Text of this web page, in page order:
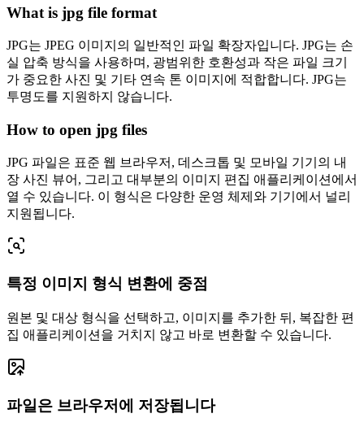
What is jpg file format
JPG는 JPEG 이미지의 일반적인 파일 확장자입니다. JPG는 손
실 압축 방식을 사용하며, 광범위한 호환성과 작은 파일 크기
가 중요한 사진 및 기타 연속 톤 이미지에 적합합니다. JPG는
투명도를 지원하지 않습니다.
How to open jpg files
JPG 파일은 표준 웹 브라우저, 데스크톱 및 모바일 기기의 내
장 사진 뷰어, 그리고 대부분의 이미지 편집 애플리케이션에서
열 수 있습니다. 이 형식은 다양한 운영 체제와 기기에서 널리
지원됩니다.
특정 이미지 형식 변환에 중점
원본 및 대상 형식을 선택하고, 이미지를 추가한 뒤, 복잡한 편
집 애플리케이션을 거치지 않고 바로 변환할 수 있습니다.
파일은 브라우저에 저장됩니다